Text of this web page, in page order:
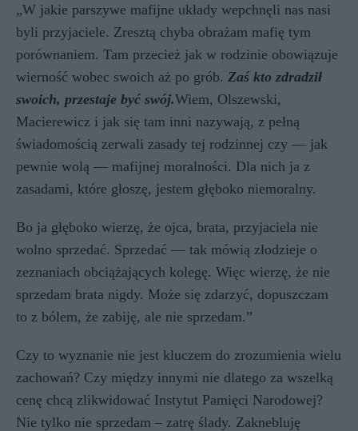
„W jakie parszywe mafijne układy wepchnęli nas nasi
byli przyjaciele. Zresztą chyba obrażam mafię tym
porównaniem. Tam przecież jak w rodzinie obowiązuje
wierność wobec swoich aż po grób. Zaś kto zdradził
swoich, przestaje być swój.Wiem, Olszewski,
Macierewicz i jak się tam inni nazywają, z pełną
świadomością zerwali zasady tej rodzinnej czy — jak
pewnie wolą — mafijnej moralności. Dla nich ja z
zasadami, które głoszę, jestem głęboko niemoralny.
Bo ja głęboko wierzę, że ojca, brata, przyjaciela nie
wolno sprzedać. Sprzedać — tak mówią złodzieje o
zeznaniach obciążających kolegę. Więc wierzę, że nie
sprzedam brata nigdy. Może się zdarzyć, dopuszczam
to z bólem, że zabiję, ale nie sprzedam.”
Czy to wyznanie nie jest kluczem do zrozumienia wielu
zachowań? Czy między innymi nie dlatego za wszelką
cenę chcą zlikwidować Instytut Pamięci Narodowej?
Nie tylko nie sprzedam – zatrę ślady. Zaknebluję